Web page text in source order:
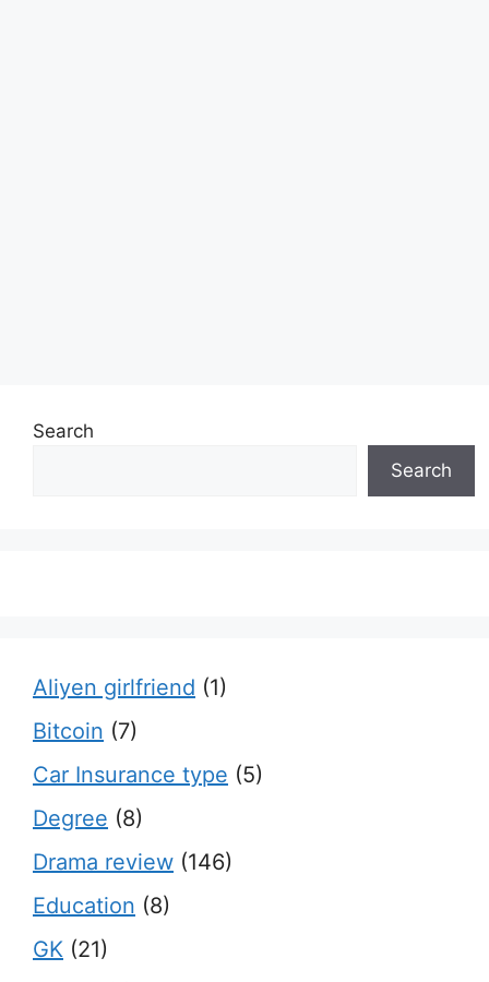
Search
Search
Aliyen girlfriend (1)
Bitcoin (7)
Car Insurance type (5)
Degree (8)
Drama review (146)
Education (8)
GK (21)